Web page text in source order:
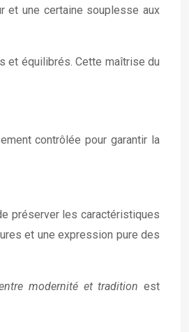
et une certaine souplesse aux
et équilibrés. Cette maîtrise du
contrôlée pour garantir la
préserver les caractéristiques
et une expression pure des
modernité et traditionest